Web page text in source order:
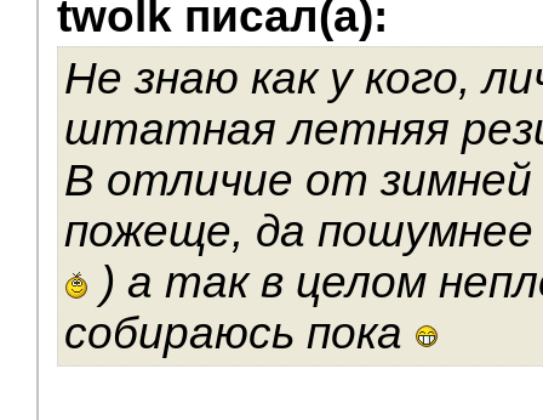
twolk писал(а):
Не знаю как у кого,
штатная летняя
В отличие от
пожеще, да пошумнее
) а так в целом
собираюсь пока